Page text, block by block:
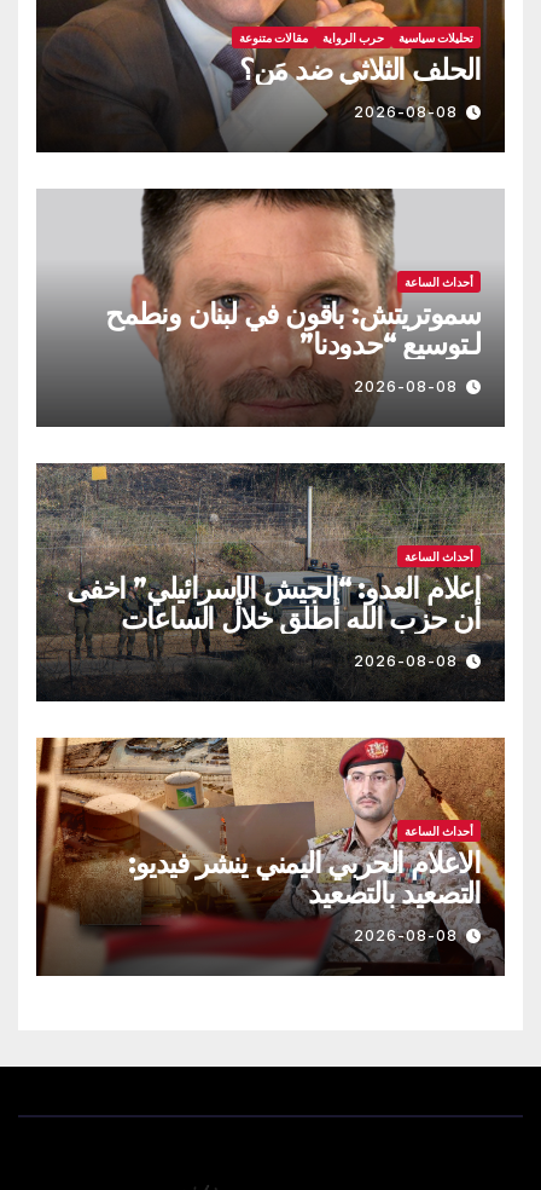
تحليلات سياسية حرب الرواية مقالات متنوعة
الحلف الثلاثي ضد مَن؟
2026-08-08
أحداث الساعة
سموتريتش: باقون في لبنان ونطمح
لـتوسيع “حدودنا”
2026-08-08
أحداث الساعة
اعلام العدو: “الجيش الإسرائيلي” اخفى
أن حزب الله أطلق خلال الساعات
الماضية طائرة مسيّرة مفخخة
2026-08-08
أحداث الساعة
الاعلام الحربي اليمني ينشر فيديو:
التصعيد بالتصعيد
2026-08-08